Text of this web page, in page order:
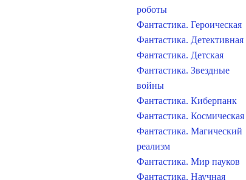
роботы
Фантастика. Героическая
Фантастика. Детективная
Фантастика. Детская
Фантастика. Звездные
войны
Фантастика. Киберпанк
Фантастика. Космическая
Фантастика. Магический
реализм
Фантастика. Мир пауков
Фантастика. Научная